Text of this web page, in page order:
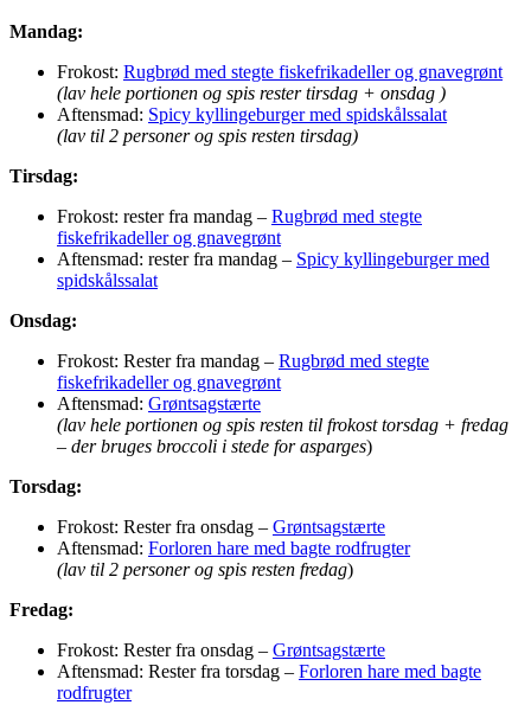
Mandag:
Frokost: Rugbrød med stegte fiskefrikadeller og gnavegrønt
(lav hele portionen og spis rester tirsdag + onsdag )
Aftensmad: Spicy kyllingeburger med spidskålssalat
(lav til 2 personer og spis resten tirsdag)
Tirsdag:
Frokost: rester fra mandag – Rugbrød med stegte
fiskefrikadeller og gnavegrønt
Aftensmad: rester fra mandag – Spicy kyllingeburger med
spidskålssalat
Onsdag:
Frokost: Rester fra mandag – Rugbrød med stegte
fiskefrikadeller og gnavegrønt
Aftensmad: Grøntsagstærte
(lav hele portionen og spis resten til frokost torsdag + fredag
– der bruges broccoli i stede for asparges)
Torsdag:
Frokost: Rester fra onsdag – Grøntsagstærte
Aftensmad: Forloren hare med bagte rodfrugter
(lav til 2 personer og spis resten fredag)
Fredag:
Frokost: Rester fra onsdag – Grøntsagstærte
Aftensmad: Rester fra torsdag – Forloren hare med bagte
rodfrugter